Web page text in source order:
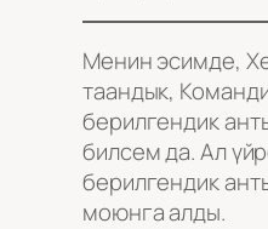
Менин эсимде,
таандык,
берилгендик
билсем да. Ал
берилгендик
моюнга алды.